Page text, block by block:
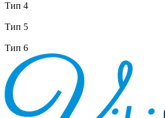
Тип 4
Тип 5
Тип 6